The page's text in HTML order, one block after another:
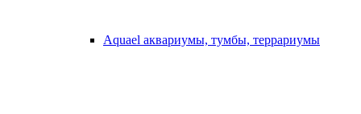
Aquael аквариумы, тумбы, террариумы